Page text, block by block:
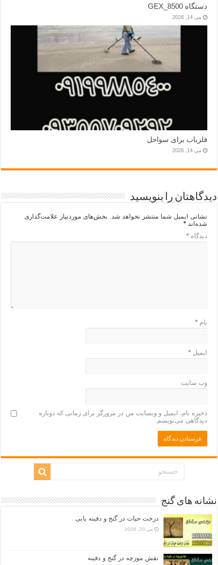
دستگاه GEX_8500
می 14, 2026
فلزیاب برای سواحل
می 14, 2026
دیدگاهتان را بنویسید
نشانی ایمیل شما منتشر نخواهد شد.
بخش‌های موردنیاز علامت‌گذاری
شده‌اند*
دیدگاه*
نام*
ایمیل*
وب‌ سایت
ذخیره نام، ایمیل و وبسایت من در مرورگر برای زمانی که دوباره
دیدگاهی می‌نویسم.
نشانه های گنج
درخت حیات در گنج و دفینه یابی
می 20, 2026
نقش مورچه در گنج و دفینه